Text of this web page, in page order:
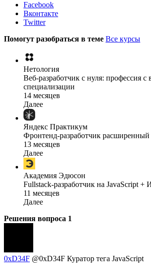
Facebook
Вконтакте
Twitter
Помогут разобраться в теме Все курсы
Нетология
Веб-разработчик с нуля: профессия с
специализации
14 месяцев
Далее
Яндекс Практикум
Фронтенд-разработчик расширенный
13 месяцев
Далее
Академия Эдюсон
Fullstack-разработчик на JavaScript +
11 месяцев
Далее
Решения вопроса 1
0xD34F @0xD34F Куратор тега JavaScript